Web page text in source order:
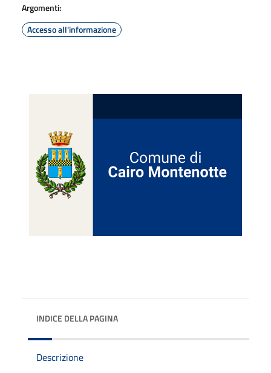
Argomenti:
Accesso all'informazione
INDICE DELLA PAGINA
Descrizione